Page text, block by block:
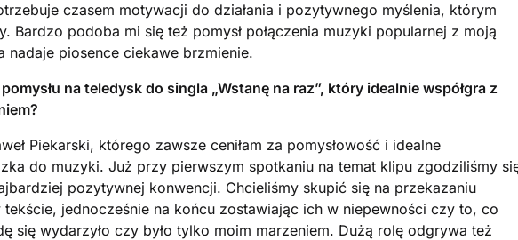
czasem motywacji do działania i pozytywnego myślenia, którym
Bardzo podoba mi się też pomysł połączenia muzyki popularnej z moją
nadaje piosence ciekawe brzmienie.
na teledysk do singla „Wstanę na raz”, który idealnie współgra z
Piekarski, którego zawsze ceniłam za pomysłowość i idealne
do muzyki. Już przy pierwszym spotkaniu na temat klipu zgodziliśmy
pozytywnej konwencji. Chcieliśmy skupić się na przekazaniu
jednocześnie na końcu zostawiając ich w niepewności czy to, co
się wydarzyło czy było tylko moim marzeniem. Dużą rolę odgrywa też